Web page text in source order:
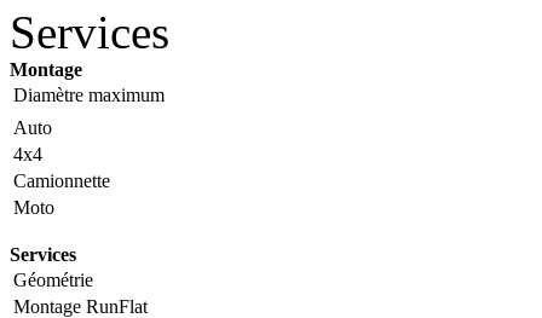
Services
Montage
Diamètre maximum
Auto
4x4
Camionnette
Moto
Services
Géométrie
Montage RunFlat